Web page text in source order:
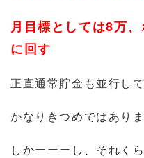
月目標としては8万
に回す
正直通常貯金も並行し
かなりきつめではありま
しかーーーし、それく